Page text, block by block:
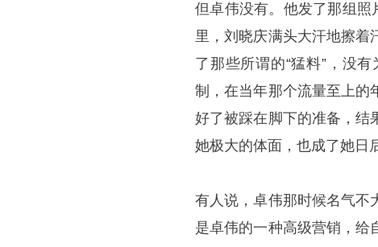
但卓伟没有。他发了那组照
里，刘晓庆满头大汗地擦
了那些所谓的“猛料”，没
制，在当年那个流量至上的
好了被踩在脚下的准备，结
她极大的体面，也成了她日
有人说，卓伟那时候名气不
是卓伟的一种高级营销，给